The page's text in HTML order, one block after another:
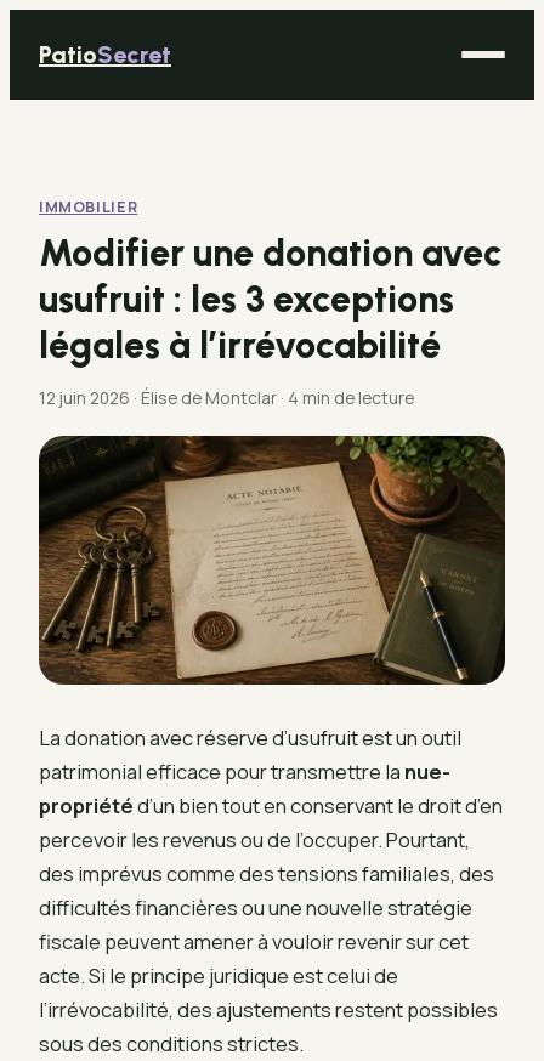
PatioSecret
Bricolage
Déco
Immobilier
Jardinage
IMMOBILIER
Modifier une donation avec
usufruit : les 3 exceptions
légales à l’irrévocabilité
12 juin 2026 · Élise de Montclar · 4 min de lecture
La donation avec réserve d’usufruit est un outil
patrimonial efficace pour transmettre la nue-
propriétéd’un bien tout en conservant le droit d’en
percevoir les revenus ou de l’occuper. Pourtant,
des imprévus comme des tensions familiales, des
difficultés financières ou une nouvelle stratégie
fiscale peuvent amener à vouloir revenir sur cet
acte. Si le principe juridique est celui de
l’irrévocabilité, des ajustements restent possibles
sous des conditions strictes.